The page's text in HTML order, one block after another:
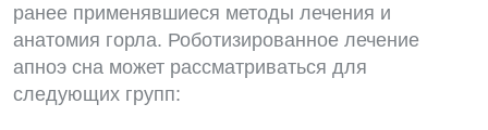
ранее применявшиеся методы лечения и
анатомия горла. Роботизированное лечение
апноэ сна может рассматриваться для
следующих групп: